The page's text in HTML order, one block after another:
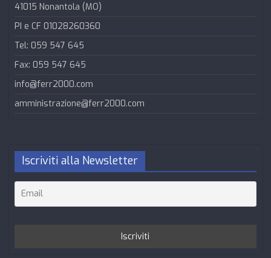
41015 Nonantola (MO)
PI e CF 01028260360
Tel: 059 547 645
Fax: 059 547 645
info@ferr2000.com
amministrazione@ferr2000.com
Iscriviti alla Newsletter